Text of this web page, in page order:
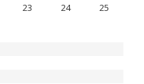
23 24
25